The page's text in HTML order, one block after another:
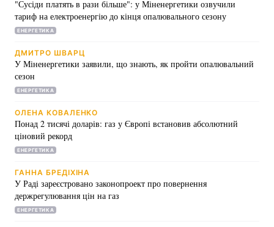
Україна Політика
Економіка
Спорт Наука
Техно і зв'язок
Зброя
Здоров'я
Цікавинки
Екологія
"Сусіди платять в рази більше": у Міненергетики озвучили
тариф на електроенергію до кінця опалювального сезону
ЕНЕРГЕТИКА
ДМИТРО ШВАРЦ
У Міненергетики заявили, що знають, як пройти опалювальний
сезон
ЕНЕРГЕТИКА
ОЛЕНА КОВАЛЕНКО
Понад 2 тисячі доларів: газ у Європі встановив абсолютний
ціновий рекорд
ЕНЕРГЕТИКА
ГАННА БРЕДІХІНА
У Раді зареєстровано законопроект про повернення
держрегулювання цін на газ
ЕНЕРГЕТИКА